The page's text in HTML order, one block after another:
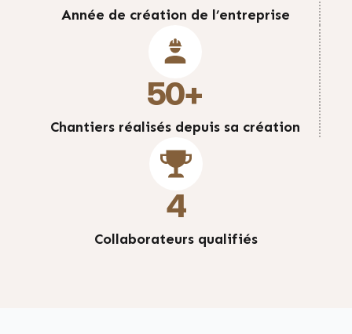
Année de création de l’entreprise
50+
Chantiers réalisés depuis sa création
4
Collaborateurs qualifiés